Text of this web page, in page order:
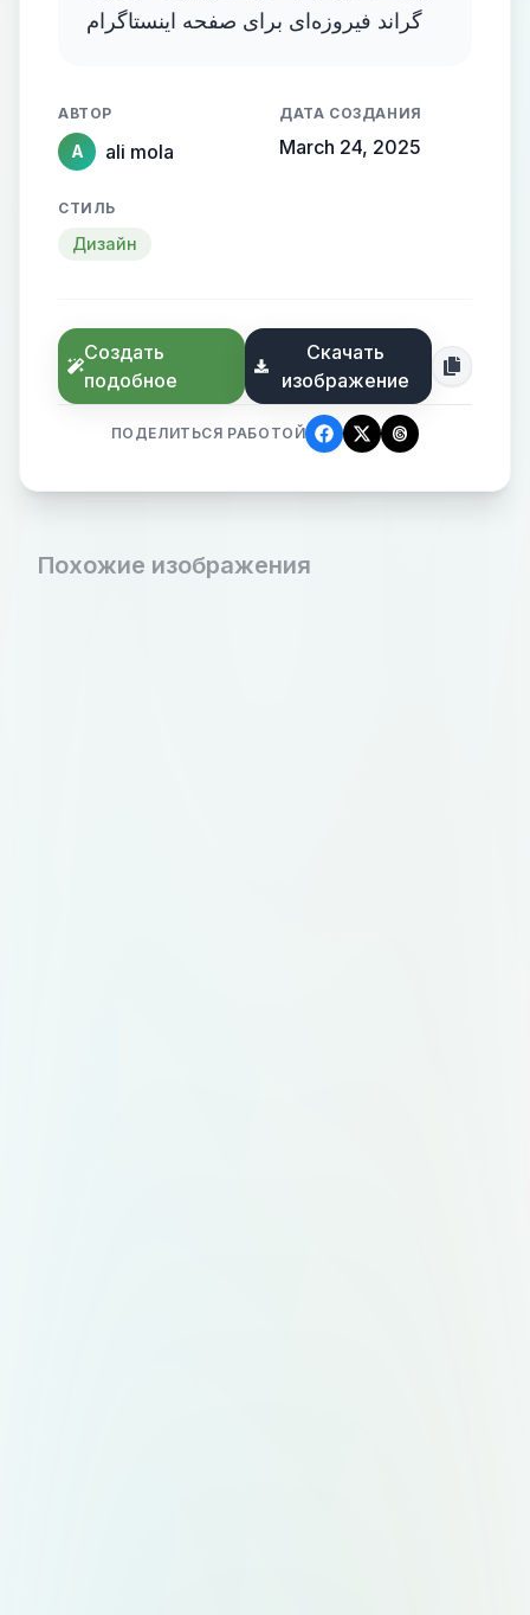
گراند فیروزه‌ای برای صفحه اینستاگرام
АВТОР
A ali mola
ДАТА СОЗДАНИЯ
March 24, 2025
СТИЛЬ
Дизайн
Создать
подобное
Скачать
изображение
ПОДЕЛИТЬСЯ РАБОТОЙ
Похожие изображения